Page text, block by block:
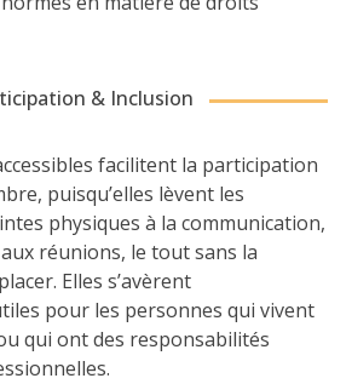
& Inclusion
facilitent la participation
puisqu’elles lèvent les
physiques à la communication,
réunions, le tout sans la
Elles s’avèrent
pour les personnes qui vivent
qui ont des responsabilités